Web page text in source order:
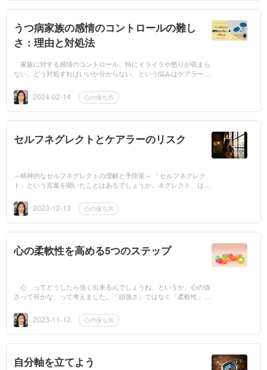
うつ病家族の感情のコントロールの難し
さ：理由と対処法
家族に対する感情のコントロール、特にイライラや怒りが収まら
ない。どう対処すればいいか分からない、という悩みはケアラーあ
今思えば要らな...
2024-02-14 心の保ち方
セルフネグレクトとケアラーのリスク
～精神的なセルフネグレクトの理解と予防策～ 「セルフネグレク
ト」という言葉を聞いたことはあるでしょうか。ネグレクト、は広
放置や無視の...
2023-12-13 心の保ち方
心の柔軟性を高める5つのステップ
心 ってどうしたら強く出来るんでしょうね。というか、心の強
さって何かな、って考えました。「頑強さ」ではなく「柔軟性」
なのではないでし...
2023-11-12 心の保ち方
自分軸を立てよう